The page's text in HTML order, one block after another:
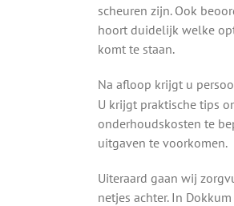
scheuren zijn. Ook
hoort duidelijk welke
komt te staan.
Na afloop krijgt u
U krijgt praktische tips
onderhoudskosten te
uitgaven te voorkomen.
Uiteraard gaan wij
netjes achter. In